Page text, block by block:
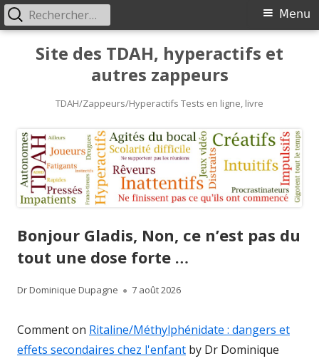
Site des TDAH, hyperactifs et
autres zappeurs
TDAH/Zappeurs/Hyperactifs Tests en ligne, livre
Primary
Menu
Menu
Rechercher :
Bonjour Gladis, Non, ce n’est pas du
tout une dose forte …
Author
Dr Dominique Dupagne
Published
7 août 2026
Comment on Ritaline/Méthylphénidate : dangers et
effets secondaires chez l'enfant by Dr Dominique